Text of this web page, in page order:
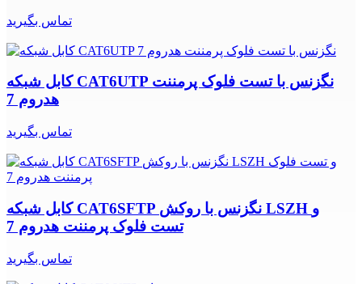
تماس بگیرید
کابل شبکه CAT6UTP نگزنس با تست فلوک پرمننت
هدروم 7
تماس بگیرید
کابل شبکه CAT6SFTP نگزنس با روکش LSZH و
تست فلوک پرمننت هدروم 7
تماس بگیرید